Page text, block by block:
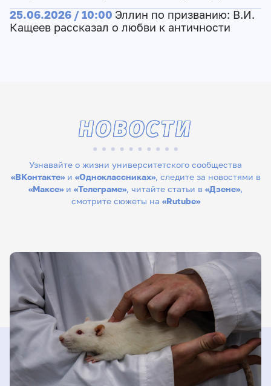
25.06.2026 / 10:00 Эллин по призванию: В.И.
Кащеев рассказал о любви к античности
Узнавайте о жизни университетского сообщества
«ВКонтакте»и «Одноклассниках», следите за новостями в
«Максе» и «Телеграме», читайте статьи в «Дзене»,
смотрите сюжеты на «Rutube»
НОВОСТИ